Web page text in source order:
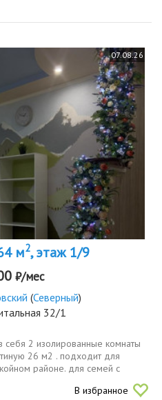
07.08.26
м2, этаж 1/9
₽/мес
(Северный)
32/1
себя 2 изолированные комнаты
26 м2 . подходит для
районе. для семей с
гимназии, школы,
В избранное